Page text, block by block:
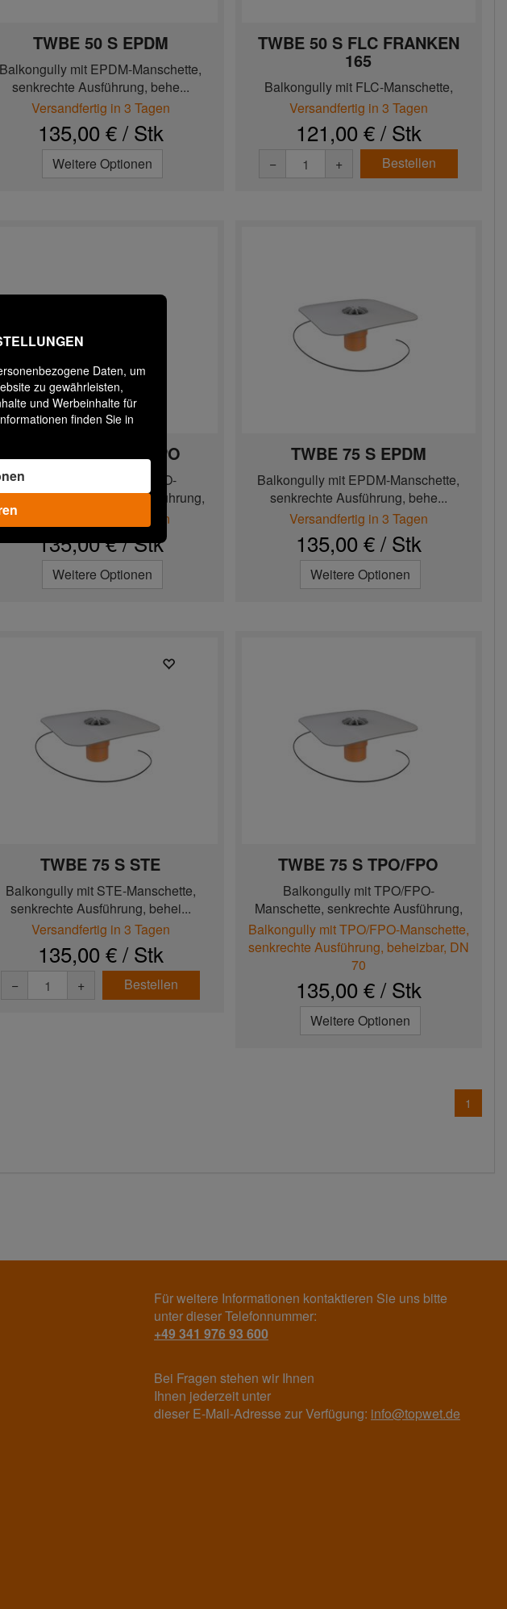
Daten, um
zu gewährleisten,
und Werbeinhalte für
finden Sie in
TWBE 50 S EPDM
Balkongully mit EPDM-Manschette,
senkrechte Ausführung, behe...
Versandfertig in 3 Tagen
135,00 € / Stk
Weitere Optionen
TWBE 50 S FLC FRANKEN
165
Balkongully mit FLC-Manschette,
senkrechte Ausführung, behei...
Versandfertig in 3 Tagen
121,00 € / Stk
− + Bestellen
TWBE 50 S TPO/FPO
Balkongully mit TPO/FPO-
senkrechte Ausführung,
Versandfertig in 3 Tagen
135,00 € / Stk
Weitere Optionen
TWBE 75 S EPDM
Balkongully mit EPDM-Manschette,
senkrechte Ausführung, behe...
Versandfertig in 3 Tagen
135,00 € / Stk
Weitere Optionen
TWBE 75 S STE
Balkongully mit STE-Manschette,
senkrechte Ausführung, behei...
Versandfertig in 3 Tagen
135,00 € / Stk
− + Bestellen
TWBE 75 S TPO/FPO
Balkongully mit TPO/FPO-
Manschette, senkrechte Ausführung,
b...
Balkongully mit TPO/FPO-Manschette,
senkrechte Ausführung, beheizbar, DN
70
135,00 € / Stk
Weitere Optionen
1
Für weitere Informationen kontaktieren Sie uns bitte
unter dieser Telefonnummer:
+49 341 976 93 600
Bei Fragen stehen wir Ihnen
Ihnen jederzeit unter
dieser E-Mail-Adresse zur Verfügung: info@topwet.de